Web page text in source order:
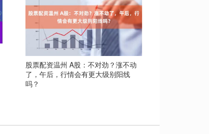
股票配资温州 A股：不对劲？涨不动
了，午后，行情会有更大级别阳线
吗？